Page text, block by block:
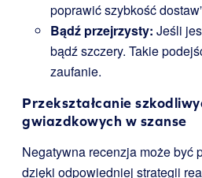
poprawić szybkość
Bądź przejrzysty: Jeśli
bądź szczery. Takie
zaufanie.
Przekształcanie
gwiazdkowych w szanse
Negatywna recenzja może być
dzięki odpowiedniej strategii